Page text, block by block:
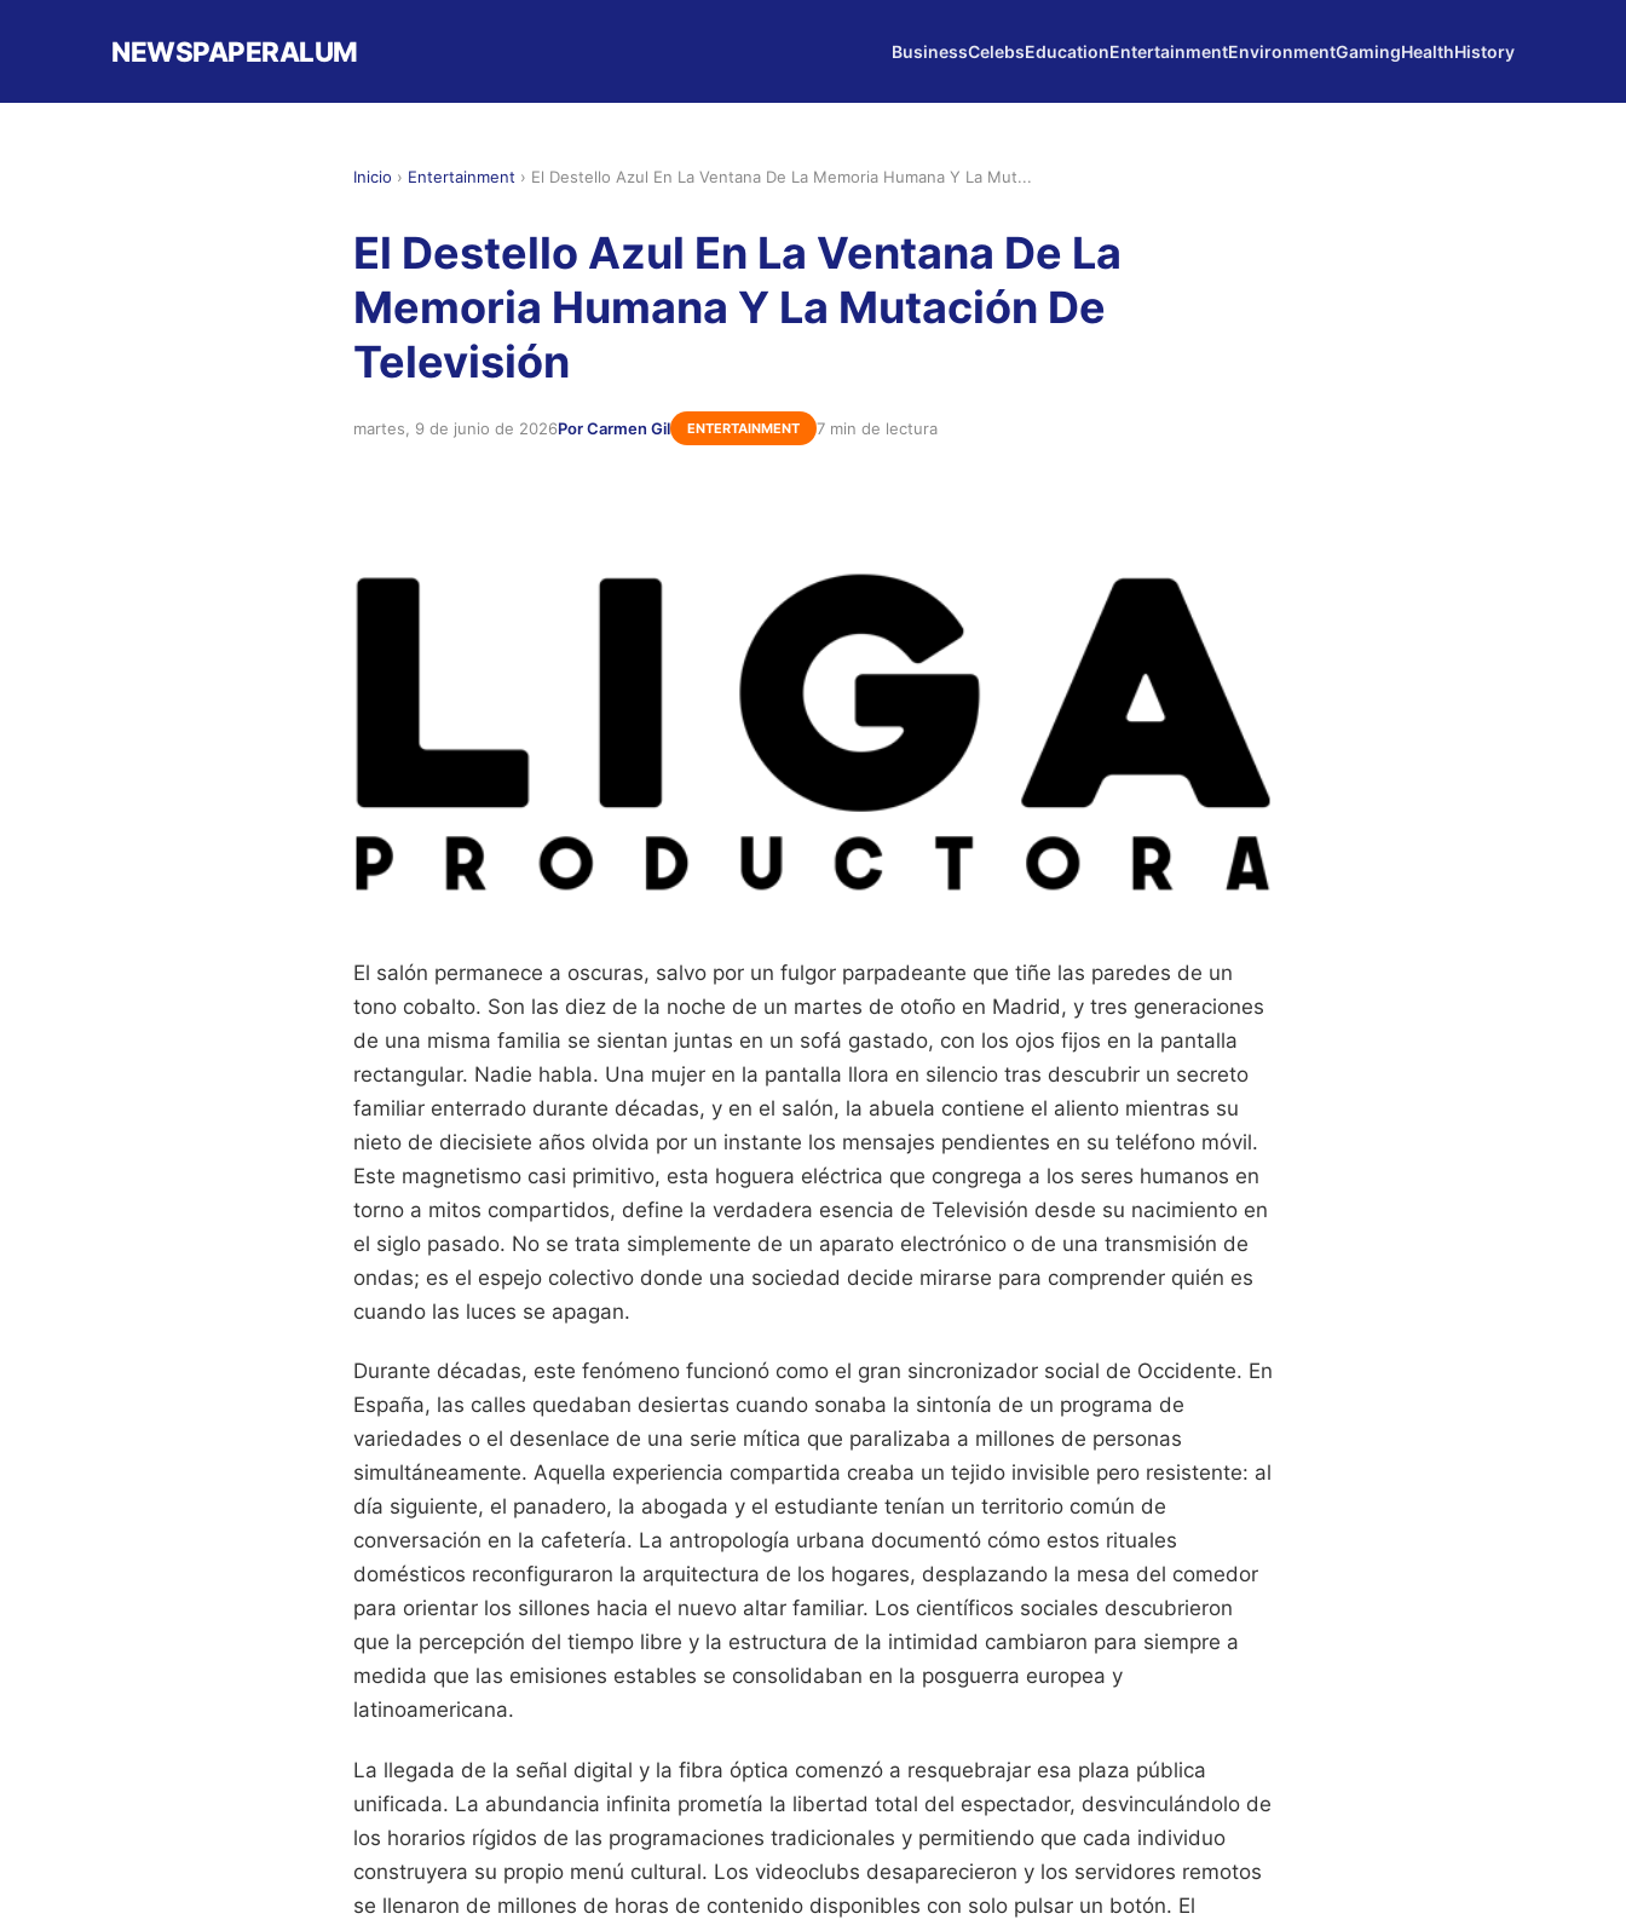
NEWSPAPERALUM BusinessCelebsEducationEntertainmentEnvironmentGamingHealthHistory
Inicio › Entertainment › El Destello Azul En La Ventana De La Memoria Humana Y La Mut...
El Destello Azul En La Ventana De La
Memoria Humana Y La Mutación De
Televisión
martes, 9 de junio de 2026Por Carmen Gil ENTERTAINMENT 7 min de lectura
El salón permanece a oscuras, salvo por un fulgor parpadeante que tiñe las paredes de un
tono cobalto. Son las diez de la noche de un martes de otoño en Madrid, y tres generaciones
de una misma familia se sientan juntas en un sofá gastado, con los ojos fijos en la pantalla
rectangular. Nadie habla. Una mujer en la pantalla llora en silencio tras descubrir un secreto
familiar enterrado durante décadas, y en el salón, la abuela contiene el aliento mientras su
nieto de diecisiete años olvida por un instante los mensajes pendientes en su teléfono móvil.
Este magnetismo casi primitivo, esta hoguera eléctrica que congrega a los seres humanos en
torno a mitos compartidos, define la verdadera esencia de Televisión desde su nacimiento en
el siglo pasado. No se trata simplemente de un aparato electrónico o de una transmisión de
ondas; es el espejo colectivo donde una sociedad decide mirarse para comprender quién es
cuando las luces se apagan.
Durante décadas, este fenómeno funcionó como el gran sincronizador social de Occidente. En
España, las calles quedaban desiertas cuando sonaba la sintonía de un programa de
variedades o el desenlace de una serie mítica que paralizaba a millones de personas
simultáneamente. Aquella experiencia compartida creaba un tejido invisible pero resistente: al
día siguiente, el panadero, la abogada y el estudiante tenían un territorio común de
conversación en la cafetería. La antropología urbana documentó cómo estos rituales
domésticos reconfiguraron la arquitectura de los hogares, desplazando la mesa del comedor
para orientar los sillones hacia el nuevo altar familiar. Los científicos sociales descubrieron
que la percepción del tiempo libre y la estructura de la intimidad cambiaron para siempre a
medida que las emisiones estables se consolidaban en la posguerra europea y
latinoamericana.
La llegada de la señal digital y la fibra óptica comenzó a resquebrajar esa plaza pública
unificada. La abundancia infinita prometía la libertad total del espectador, desvinculándolo de
los horarios rígidos de las programaciones tradicionales y permitiendo que cada individuo
construyera su propio menú cultural. Los videoclubs desaparecieron y los servidores remotos
se llenaron de millones de horas de contenido disponibles con solo pulsar un botón. El